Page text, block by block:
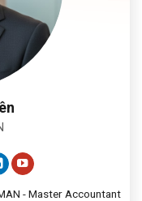
- Master Accountant